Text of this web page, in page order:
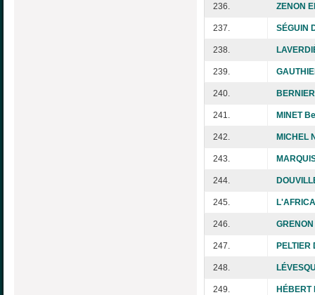
236. ZENON
237. SÉGUIN
238.
239.
240.
241. MINET
242. MICHEL
243.
244.
245.
246.
247. PELTIER
248.
249. HÉBERT